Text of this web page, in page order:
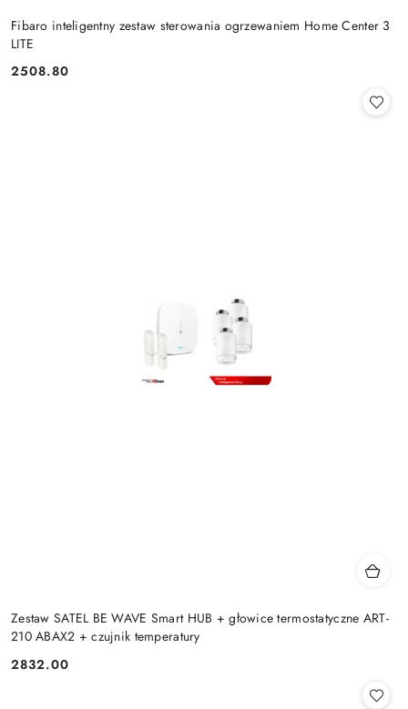
Fibaro inteligentny zestaw sterowania ogrzewaniem Home Center 3
LITE
Cena:
2508.80
Zestaw SATEL BE WAVE Smart HUB + głowice termostatyczne ART-
210 ABAX2 + czujnik temperatury
Cena:
2832.00